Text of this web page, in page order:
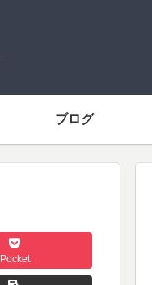
ブログ
Pocket